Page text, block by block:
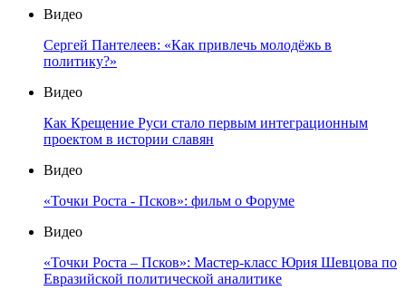
Видео
Сергей Пантелеев: «Как привлечь молодёжь в
политику?»
Видео
Как Крещение Руси стало первым интеграционным
проектом в истории славян
Видео
«Точки Роста - Псков»: фильм о Форуме
Видео
«Точки Роста – Псков»: Мастер-класс Юрия Шевцова по
Евразийской политической аналитике